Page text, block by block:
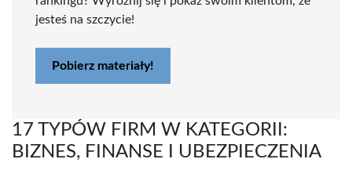
jesteś na szczycie!
Pobierz materiały!
17 TYPÓW FIRM W KATEGORII:
BIZNES, FINANSE I UBEZPIECZENIA